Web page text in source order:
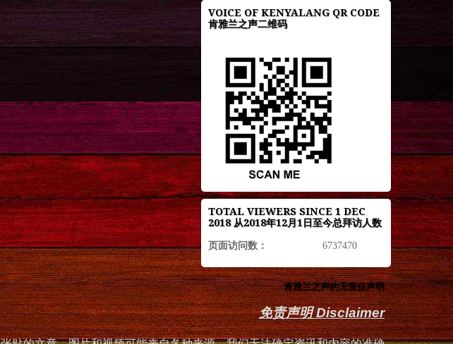
VOICE OF KENYALANG QR CODE
肯雅兰之声二维码
TOTAL VIEWERS SINCE 1 DEC
2018 从2018年12月1日至今总拜访人数
页面访问数： 6737470
肯雅兰之声的无责任声明
免责声明 Disclaimer